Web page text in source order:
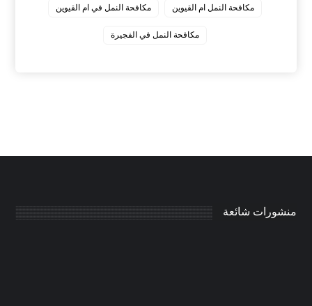
مكافحة النمل ام القيوين مكافحة النمل في ام القيوين
‏مكافحة النمل في الفجيرة
منشورات شائعة